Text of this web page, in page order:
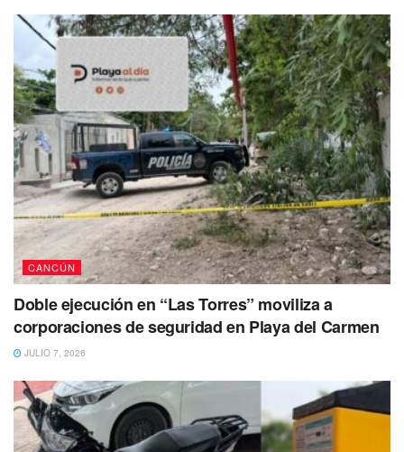
Te Puede Interesar:Joven pierde la vida al ser arrollado
por una pesada unidad de transporte en Cancún
El turismo, que sigue siendo el motor económico de
Quintana Roo, requiere de las personas logren interactuar
en el idioma inglés con los visitantes extranjeros y quizá
por eso muchos caen en sitio como ese.
CANCÚN
Doble ejecución en “Las Torres” moviliza a
corporaciones de seguridad en Playa del Carmen
JULIO 7, 2026